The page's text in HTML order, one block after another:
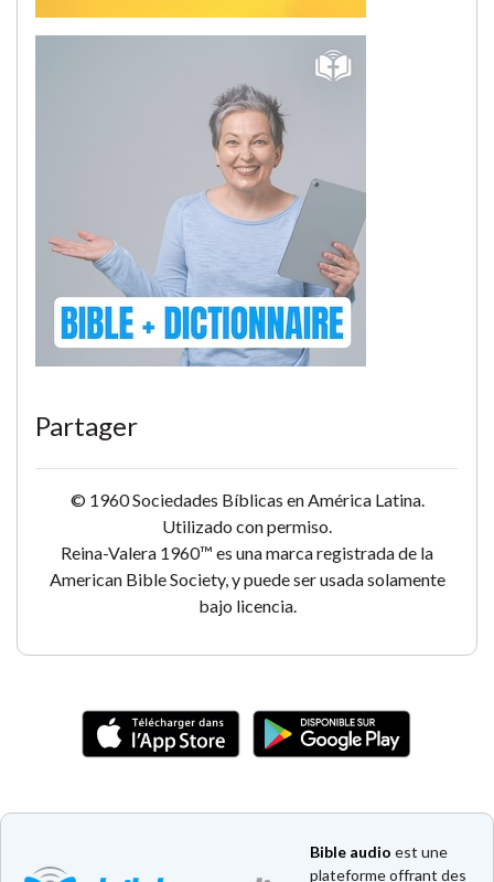
Partager
© 1960 Sociedades Bíblicas en América Latina.
Utilizado con permiso.
Reina-Valera 1960™ es una marca registrada de la
American Bible Society, y puede ser usada solamente
bajo licencia.
Bible audio est une
plateforme offrant des